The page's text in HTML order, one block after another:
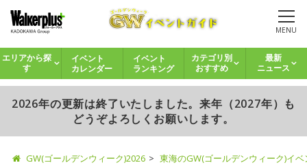
MENU
エリアから探
す
イベント
カレンダー
イベント
ランキング
カテゴリ別
おすすめ
最新
ニュース
2026年の更新は終了いたしました。来年（2027年）も
どうぞよろしくお願いします。
GW(ゴールデンウィーク)2026 東海のGW(ゴールデンウィーク)イ